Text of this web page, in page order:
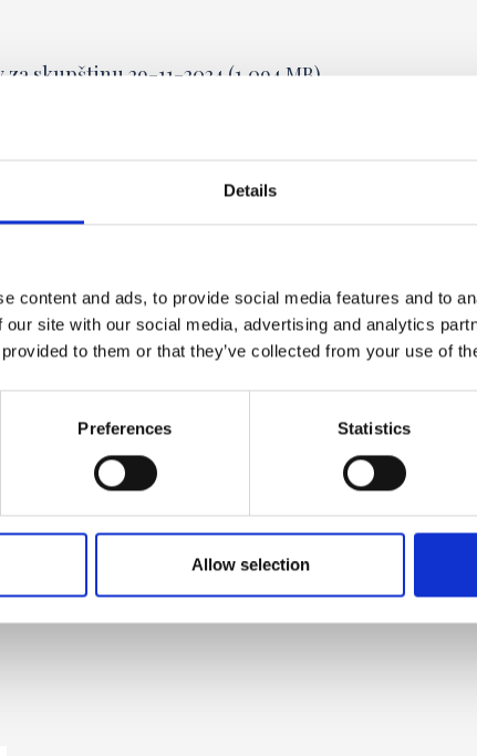
Details
content and ads, to provide social media features and to
our site with our social media, advertising and analytics
to them or that they’ve collected from your use of
Preferences Statistics
Allow selection
skupštinu 29-11-2024 (1,094 MB)
skupštinu (46,373 kB)
skupštinu 15-12-2023 (2,706 MB)
skupštinu 31-08-2022 (104,519 kB)
za skupštinu 11-2021 (66,07 kB)